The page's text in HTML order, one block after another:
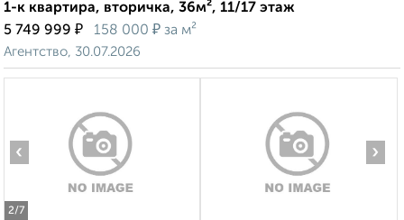
1-к квартира, вторичка, 36м², 11/17 этаж
5 749 999 ₽ 158 000 ₽ за м²
Агентство, 30.07.2026
2/7
‹ ›